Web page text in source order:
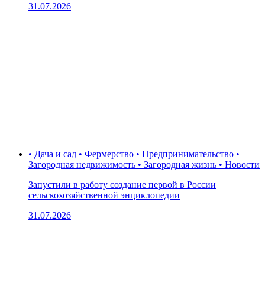
31.07.2026
• Дача и сад • Фермерство • Предпринимательство •
Загородная недвижимость • Загородная жизнь • Новости
Запустили в работу создание первой в России
сельскохозяйственной энциклопедии
31.07.2026